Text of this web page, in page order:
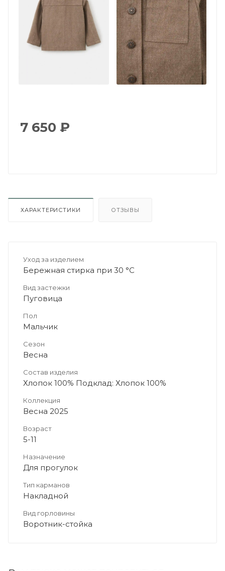
7 650 ₽
ХАРАКТЕРИСТИКИ ОТЗЫВЫ
Уход за изделием
Бережная стирка при 30 °C
Вид застежки
Пуговица
Пол
Мальчик
Сезон
Весна
Состав изделия
Хлопок 100% Подклад: Хлопок 100%
Коллекция
Весна 2025
Возраст
5-11
Назначение
Для прогулок
Тип карманов
Накладной
Вид горловины
Воротник-стойка